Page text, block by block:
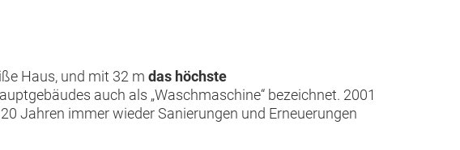
Haus, und mit 32 m das höchste
auch als „Waschmaschine“ bezeichnet. 2001
Jahren immer wieder Sanierungen und Erneuerungen